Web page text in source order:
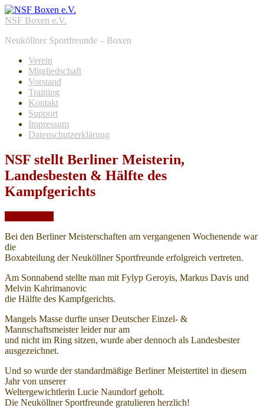
NSF Boxen e.V.
Neuköllner Sportfreunde – Boxen
Verein
Mitgliedschaft
Vorstand
Training
Kontakt
Support
Impressum
Datenschutzerklärung
NSF stellt Berliner Meisterin,
Landesbesten & Hälfte des
Kampfgerichts
Bei den Berliner Meisterschaften am vergangenen Wochenende war
die
Boxabteilung der Neuköllner Sportfreunde erfolgreich vertreten.
Am Sonnabend stellte man mit Fylyp Geroyis, Markus Davis und
Melvin Kahrimanovic
die Hälfte des Kampfgerichts.
Mangels Masse durfte unser Deutscher Einzel- &
Mannschaftsmeister leider nur am
und nicht im Ring sitzen, wurde aber dennoch als Landesbester
ausgezeichnet.
Und so wurde der standardmäßige Berliner Meistertitel in diesem
Jahr von unserer
Weltergewichtlerin Lucie Naundorf geholt.
Die Neuköllner Sportfreunde gratulieren herzlich!